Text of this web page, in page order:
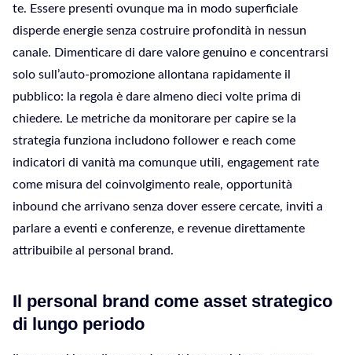
te. Essere presenti ovunque ma in modo superficiale
disperde energie senza costruire profondità in nessun
canale. Dimenticare di dare valore genuino e concentrarsi
solo sull’auto-promozione allontana rapidamente il
pubblico: la regola è dare almeno dieci volte prima di
chiedere. Le metriche da monitorare per capire se la
strategia funziona includono follower e reach come
indicatori di vanità ma comunque utili, engagement rate
come misura del coinvolgimento reale, opportunità
inbound che arrivano senza dover essere cercate, inviti a
parlare a eventi e conferenze, e revenue direttamente
attribuibile al personal brand.
Il personal brand come asset strategico
di lungo periodo